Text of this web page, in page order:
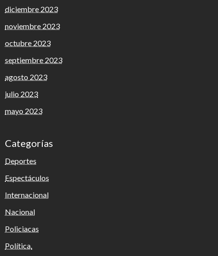
diciembre 2023
noviembre 2023
octubre 2023
septiembre 2023
agosto 2023
julio 2023
mayo 2023
Categorías
Deportes
Espectáculos
Internacional
Nacional
Policiacas
Política.